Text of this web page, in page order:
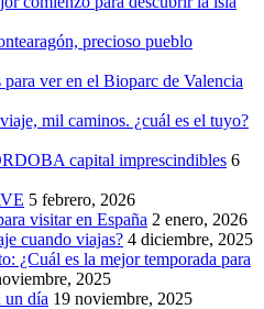
precioso pueblo
ver en el Bioparc de Valencia
mil caminos. ¿cuál es el tuyo?
capital imprescindibles 6
5 febrero, 2026
visitar en España 2 enero, 2026
cuando viajas? 4 diciembre, 2025
¿Cuál es la mejor temporada para
2025
un día 19 noviembre, 2025